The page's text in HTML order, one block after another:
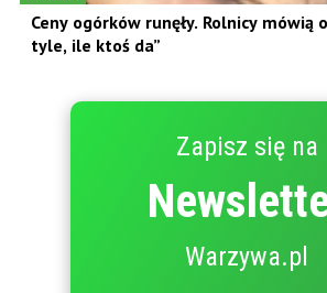
Ceny ogórków runęły. Rolnicy mówią
tyle, ile ktoś da”
Zapisz się na
Warzywa.pl